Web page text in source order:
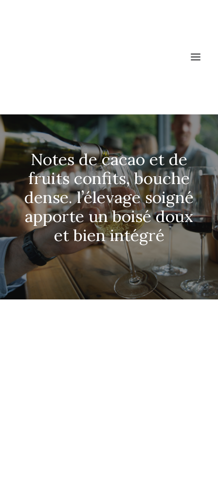
ACCUEIL
LES VINS
PRODUCTEURS
A PROPOS
CONTACT
RECHERCHE
PANIER
Notes de cacao et de
fruits confits, bouche
dense. l’élevage soigné
apporte un boisé doux
et bien intégré